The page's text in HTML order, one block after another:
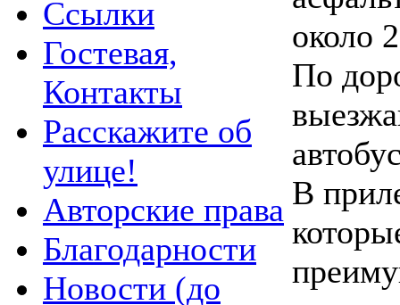
Ссылки
Гостевая,
Контакты
Расскажите об
улице!
Авторские права
Благодарности
Новости (до
около
По
В